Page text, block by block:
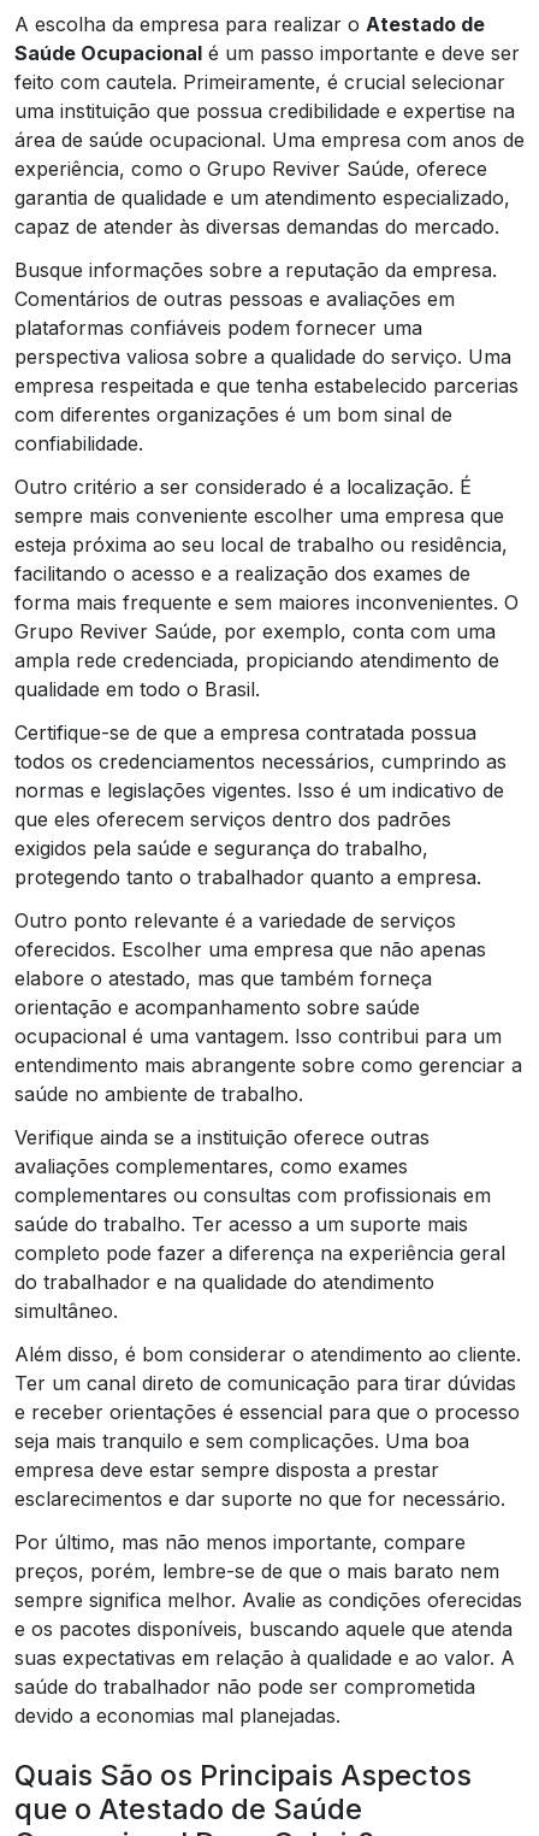
A escolha da empresa para realizar o Atestado de
Saúde Ocupacional é um passo importante e deve ser
feito com cautela. Primeiramente, é crucial selecionar
uma instituição que possua credibilidade e expertise na
área de saúde ocupacional. Uma empresa com anos de
experiência, como o Grupo Reviver Saúde, oferece
garantia de qualidade e um atendimento especializado,
capaz de atender às diversas demandas do mercado.
Busque informações sobre a reputação da empresa.
Comentários de outras pessoas e avaliações em
plataformas confiáveis podem fornecer uma
perspectiva valiosa sobre a qualidade do serviço. Uma
empresa respeitada e que tenha estabelecido parcerias
com diferentes organizações é um bom sinal de
confiabilidade.
Outro critério a ser considerado é a localização. É
sempre mais conveniente escolher uma empresa que
esteja próxima ao seu local de trabalho ou residência,
facilitando o acesso e a realização dos exames de
forma mais frequente e sem maiores inconvenientes. O
Grupo Reviver Saúde, por exemplo, conta com uma
ampla rede credenciada, propiciando atendimento de
qualidade em todo o Brasil.
Certifique-se de que a empresa contratada possua
todos os credenciamentos necessários, cumprindo as
normas e legislações vigentes. Isso é um indicativo de
que eles oferecem serviços dentro dos padrões
exigidos pela saúde e segurança do trabalho,
protegendo tanto o trabalhador quanto a empresa.
Outro ponto relevante é a variedade de serviços
oferecidos. Escolher uma empresa que não apenas
elabore o atestado, mas que também forneça
orientação e acompanhamento sobre saúde
ocupacional é uma vantagem. Isso contribui para um
entendimento mais abrangente sobre como gerenciar a
saúde no ambiente de trabalho.
Verifique ainda se a instituição oferece outras
avaliações complementares, como exames
complementares ou consultas com profissionais em
saúde do trabalho. Ter acesso a um suporte mais
completo pode fazer a diferença na experiência geral
do trabalhador e na qualidade do atendimento
simultâneo.
Além disso, é bom considerar o atendimento ao cliente.
Ter um canal direto de comunicação para tirar dúvidas
e receber orientações é essencial para que o processo
seja mais tranquilo e sem complicações. Uma boa
empresa deve estar sempre disposta a prestar
esclarecimentos e dar suporte no que for necessário.
Por último, mas não menos importante, compare
preços, porém, lembre-se de que o mais barato nem
sempre significa melhor. Avalie as condições oferecidas
e os pacotes disponíveis, buscando aquele que atenda
suas expectativas em relação à qualidade e ao valor. A
saúde do trabalhador não pode ser comprometida
devido a economias mal planejadas.
Quais São os Principais Aspectos
que o Atestado de Saúde